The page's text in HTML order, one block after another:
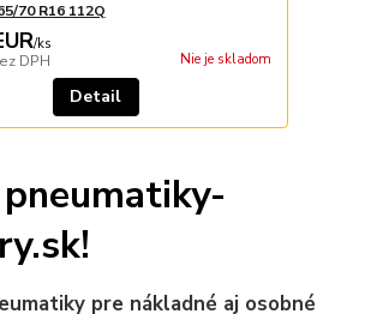
70 R16 112Q
/ks
DPH Nie je skladom
Detail
pre nákladné aj osobné